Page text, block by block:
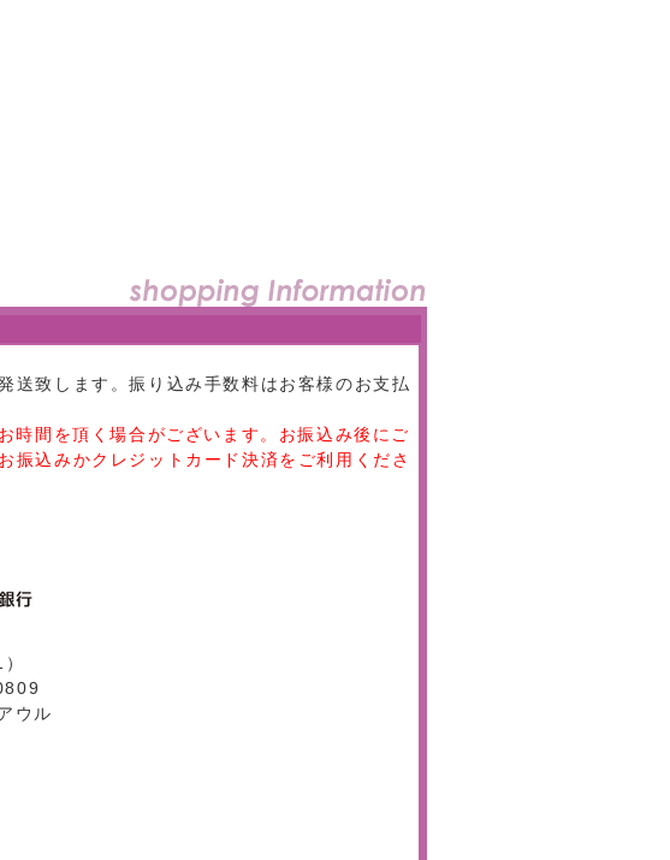
送致します。振り込み手数料はお客様のお支払
間を頂く場合がございます。お振込み後にご
振込みかクレジットカード決済をご利用くださ
ウル